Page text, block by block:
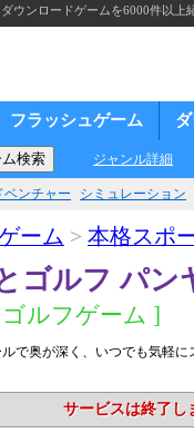
ウンロードゲームを6000件以上
フラッシュゲーム
ジャンル詳細
ベンチャー シミュレーション
ーム > 本格スポ
ゴルフ パン
ルフゲーム ]
で奥が深く、いつでも気軽
サービスは終了し